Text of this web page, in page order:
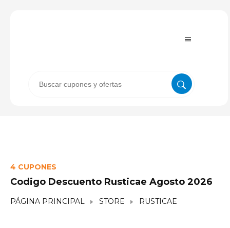
4 CUPONES
Codigo Descuento Rusticae Agosto 2026
PÁGINA PRINCIPAL STORE RUSTICAE